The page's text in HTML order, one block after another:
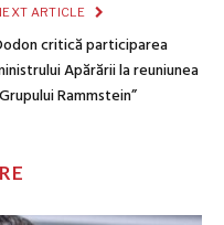
ARTICLE
critică participarea
Apărării la reuniunea
Rammstein”